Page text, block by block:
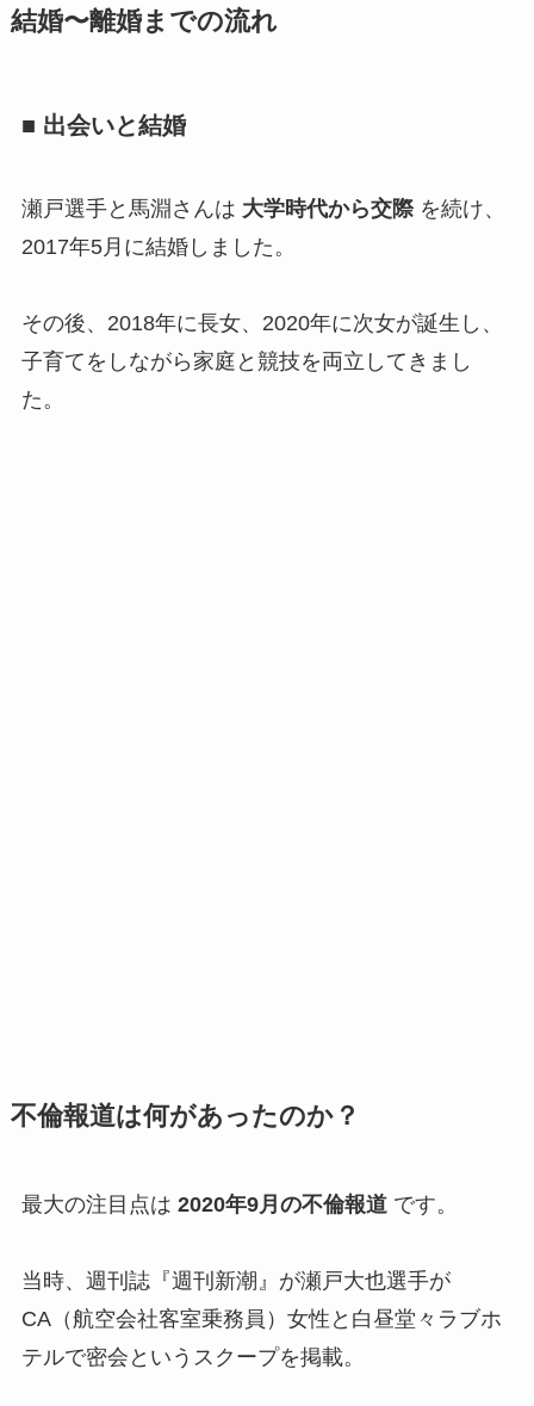
結婚〜離婚までの流れ
■ 出会いと結婚
瀬戸選手と馬淵さんは 大学時代から交際を続け、
2017年5月に結婚しました。
その後、2018年に長女、2020年に次女が誕生し、
子育てをしながら家庭と競技を両立してきまし
た。
不倫報道は何があったのか？
最大の注目点は 2020年9月の不倫報道です。
当時、週刊誌『週刊新潮』が瀬戸大也選手が
CA（航空会社客室乗務員）女性と白昼堂々ラブホ
テルで密会というスクープを掲載。